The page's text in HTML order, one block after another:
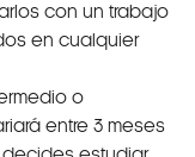
con un trabajo
en cualquier
o
entre 3 meses